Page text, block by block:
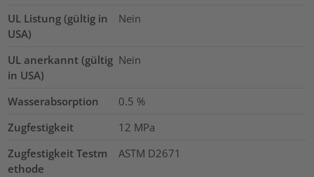
UL Listung (gültig in
USA)
Nein
UL anerkannt (gültig
in USA)
Nein
Wasserabsorption 0.5 %
Zugfestigkeit
12 MPa
Zugfestigkeit Testm
ethode
ASTM D2671